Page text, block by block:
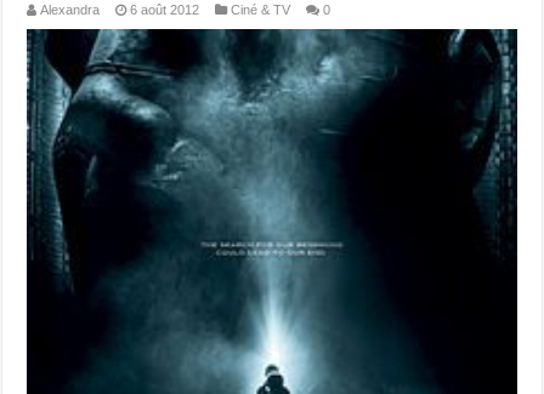
Alexandra 6 août 2012 Ciné & TV 0